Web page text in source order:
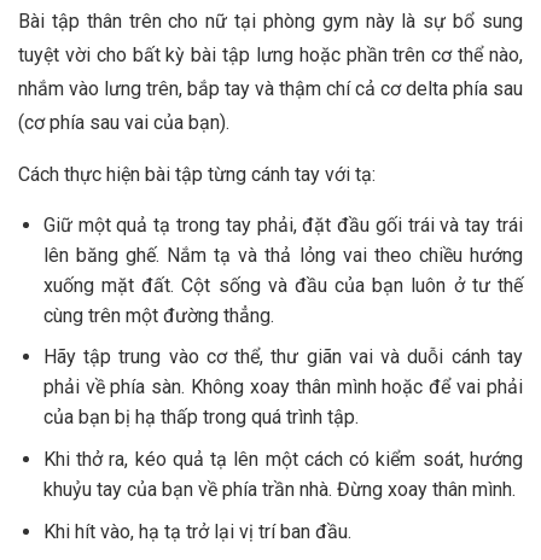
Bài tập thân trên cho nữ tại phòng gym này là sự bổ sung
tuyệt vời cho bất kỳ bài tập lưng hoặc phần trên cơ thể nào,
nhắm vào lưng trên, bắp tay và thậm chí cả cơ delta phía sau
(cơ phía sau vai của bạn).
Cách thực hiện bài tập từng cánh tay với tạ:
Giữ một quả tạ trong tay phải, đặt đầu gối trái và tay trái
lên băng ghế. Nắm tạ và thả lỏng vai theo chiều hướng
xuống mặt đất. Cột sống và đầu của bạn luôn ở tư thế
cùng trên một đường thẳng.
Hãy tập trung vào cơ thể, thư giãn vai và duỗi cánh tay
phải về phía sàn. Không xoay thân mình hoặc để vai phải
của bạn bị hạ thấp trong quá trình tập.
Khi thở ra, kéo quả tạ lên một cách có kiểm soát, hướng
khuỷu tay của bạn về phía trần nhà. Đừng xoay thân mình.
Khi hít vào, hạ tạ trở lại vị trí ban đầu.